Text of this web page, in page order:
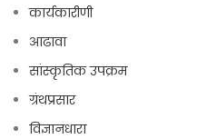
कार्यकारीणी
आढावा
सांस्कृतिक उपक्रम
ग्रंथप्रसार
विज्ञानधारा